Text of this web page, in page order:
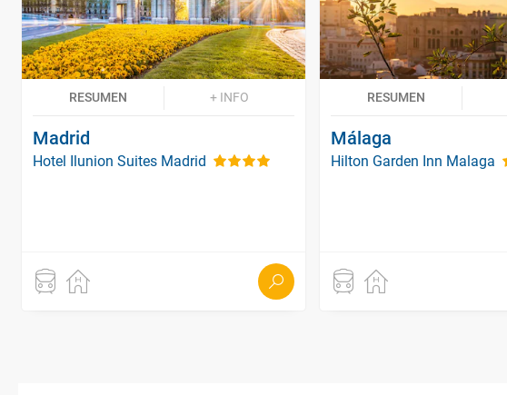
RESUMEN + INFO
Madrid
Hotel Ilunion Suites Madrid
RESUMEN
Málaga
Hilton Garden Inn Malaga